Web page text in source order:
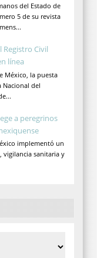
del Estado de
5 de su revista
Civil
línea
México, la puesta
Nacional del
a peregrinos
implementó un
vigilancia sanitaria y